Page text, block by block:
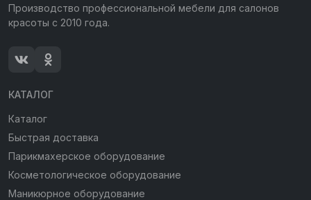
Производство профессиональной мебели для салонов
красоты с 2010 года.
КАТАЛОГ
Каталог
Быстрая доставка
Парикмахерское оборудование
Косметологическое оборудование
Маникюрное оборудование